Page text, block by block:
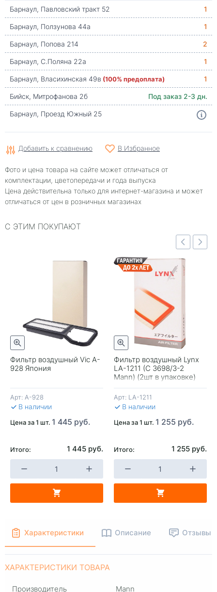
Барнаул, Павловский тракт 52
1
Барнаул, Ползунова 44а
1
Барнаул, Попова 214
2
Барнаул, С.Поляна 22а
1
Барнаул, Власихинская 49в (100% предоплата)
1
Бийск, Митрофанова 2б
Под заказ 2-3 дн.
Барнаул, Проезд Южный 25
Добавить к сравнению В Избранное
Фото и цена товара на сайте может отличаться от
комплектации, цветопередачи и года выпуска
Цена действительна только для интернет-магазина и может
отличаться от цен в розничных магазинах
С ЭТИМ ПОКУПАЮТ
Фильтр воздушный Vic A-
928 Япония
Арт: A-928
В наличии
Цена за 1 шт. 1 445 руб.
Итого: 1 445 руб.
Фильтр воздушный Lynx
LA-1211 (C 3698/3-2
Mann) (2шт в упаковке)
Арт: LA-1211
В наличии
Цена за 1 шт. 1 255 руб.
Итого: 1 255 руб.
КОРЗИНУ
+
В КОРЗИНУ
Быстрый просмотр
-
Характеристики Описание Отзывы
ХАРАКТЕРИСТИКИ ТОВАРА
Производитель Mann